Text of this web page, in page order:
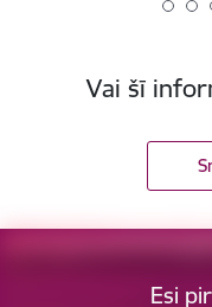
Vai šī
Esi